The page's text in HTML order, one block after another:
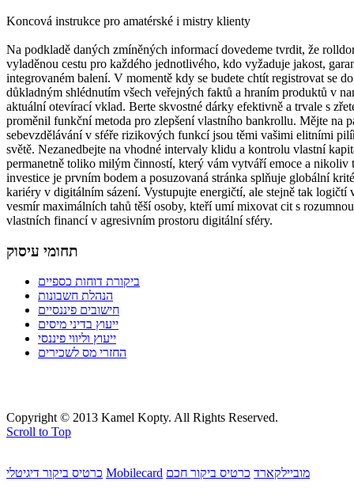
Koncová instrukce pro amatérské i mistry klienty
Na podkladě daných zmíněných informací dovedeme tvrdit, že
vyladěnou cestu pro každého jednotlivého, kdo vyžaduje jakost,
integrovaném balení. V momentě kdy se budete chtít registrovat se
důkladným shlédnutím všech veřejných faktů a hraním produktů v
aktuální otevírací vklad. Berte skvostné dárky efektivně a trvale s
proměnil funkční metoda pro zlepšení vlastního bankrollu. Mějte na
sebevzdělávání v sféře rizikových funkcí jsou těmi vašimi elitními
světě. Nezanedbejte na vhodné intervaly klidu a kontrolu vlastní
permanetně toliko milým činností, který vám vytváří emoce a
investice je prvním bodem a posuzovaná stránka splňuje globální
kariéry v digitálním sázení. Vystupujte energičtí, ale stejně tak
vesmír maximálních tahů těší osoby, kteří umí mixovat cit s
vlastních financí v agresivním prostoru digitální sféry.
תחומי עיסוק
ביקורת דוחות כספיים
הנהלת חשבונות
חישובים פיננסיים
ייעוץ בדיני מיסים
ייעוץ וליווי פיננסי
החזרי מס לשכירים
Copyright © 2013 Kamel Kopty. All Rights Reserved.
Scroll to Top
כרטיס ביקור דיגיטלי Mobilecard מוביילקארד כרטיס ביקור חכם